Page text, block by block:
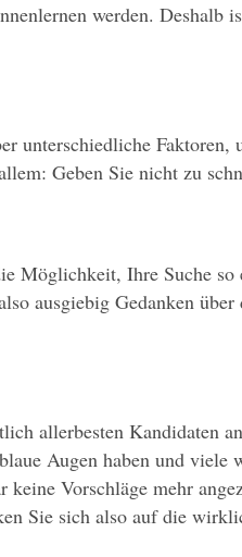
werden. Deshalb
unterschiedliche Faktoren,
Geben Sie nicht zu
Möglichkeit, Ihre Suche so
ausgiebig Gedanken
allerbesten Kandidaten
Augen haben und viele
Vorschläge mehr
Sie sich also auf die